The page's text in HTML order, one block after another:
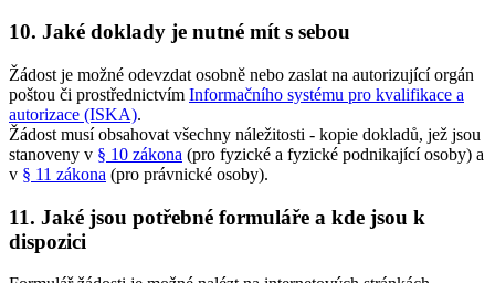
10. Jaké doklady je nutné mít s sebou
Žádost je možné odevzdat osobně nebo zaslat na autorizující orgán
poštou či prostřednictvím Informačního systému pro kvalifikace a
autorizace (ISKA).
Žádost musí obsahovat všechny náležitosti - kopie dokladů, jež jsou
stanoveny v § 10 zákona (pro fyzické a fyzické podnikající osoby) a
v § 11 zákona (pro právnické osoby).
11. Jaké jsou potřebné formuláře a kde jsou k
dispozici